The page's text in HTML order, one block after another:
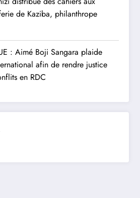
de Kaziba, philanthrope
: Aimé Boji Sangara plaide
afin de rendre justice
en RDC